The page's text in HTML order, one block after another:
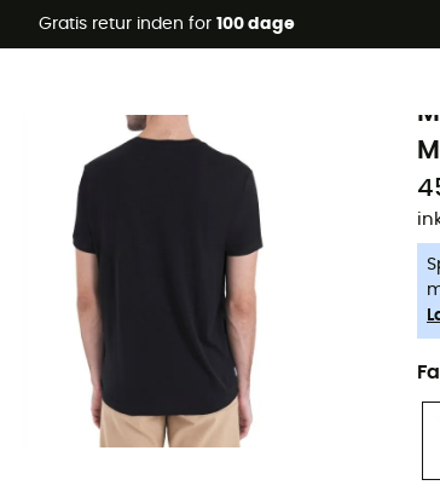
Gratis retur inden for 100 dage
-5% Extra - Kode Summer5